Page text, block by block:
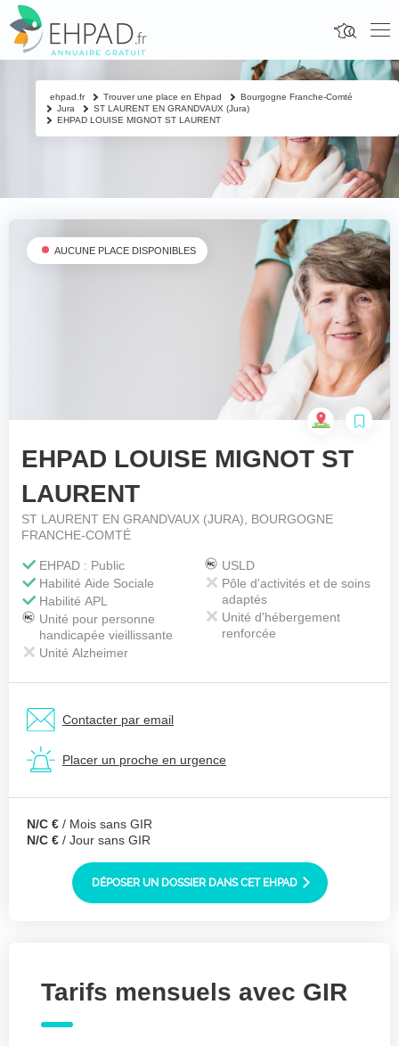
Fermer
Contacter un proche
Nom & prénom du résident à contacter *
Votre téléphone*
Votre message
dessin, photo ..)
Déposer les
fichiers ici ou
Sélectionnez
des fichiers
J'accepte les CGU (https://www.preprod-
AUCUNE PLACE DISPONIBLES
EHPAD LOUISE MIGNOT ST
LAURENT
ST LAURENT EN GRANDVAUX (JURA), BOURGOGNE
FRANCHE-COMTÉ
EHPAD : Public
Habilité Aide Sociale
Habilité APL
Unité pour personne
handicapée vieillissante
Unité Alzheimer
USLD
Pôle d'activités et de soins
adaptés
Unité d'hébergement
renforcée
Contacter par email
Placer un proche en urgence
N/C € / Mois sans GIR
N/C € / Jour sans GIR
DÉPOSER UN DOSSIER DANS CET EHPAD
Tarifs mensuels avec GIR
ehpad.fr Trouver une place en Ehpad
Bourgogne Franche-Comté
Jura
ST LAURENT EN GRANDVAUX (Jura)
EHPAD LOUISE MIGNOT ST LAURENT